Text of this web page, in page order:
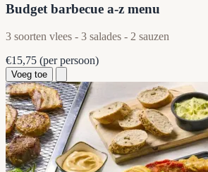
Budget barbecue a-z menu
3 soorten vlees - 3 salades - 2 sauzen
€15,75 (per persoon)
Voeg toe